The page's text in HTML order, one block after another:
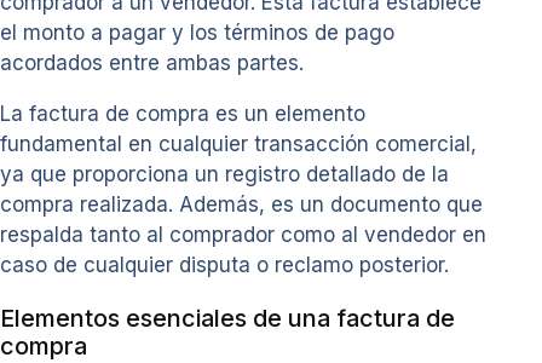
el monto a pagar y los términos de pago
acordados entre ambas partes.
La factura de compra es un elemento
fundamental en cualquier transacción comercial,
ya que proporciona un registro detallado de la
compra realizada. Además, es un documento que
respalda tanto al comprador como al vendedor en
caso de cualquier disputa o reclamo posterior.
Elementos esenciales de una factura de
compra